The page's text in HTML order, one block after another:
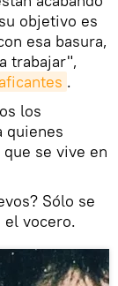
objetivo es
esa basura,
trabajar",
.
los
quienes
se vive en
Sólo se
el vocero.